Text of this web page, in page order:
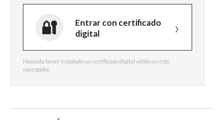
Entrar con certificado
digital
Necesita tener instalado un certificado digital válido en este
navegador.